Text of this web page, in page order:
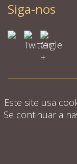
Siga-nos
Este site usa
Se continuar a